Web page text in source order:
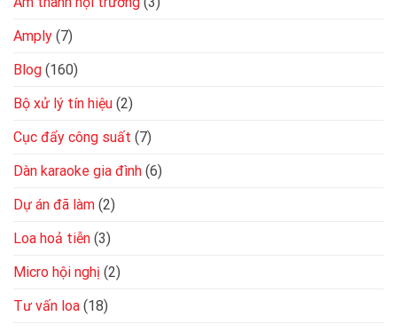
Amply (7)
Blog (160)
Bộ xử lý tín hiệu (2)
Cục đẩy công suất (7)
Dàn karaoke gia đình (6)
Dự án đã làm (2)
Loa hoả tiễn (3)
Micro hội nghị (2)
Tư vấn loa (18)